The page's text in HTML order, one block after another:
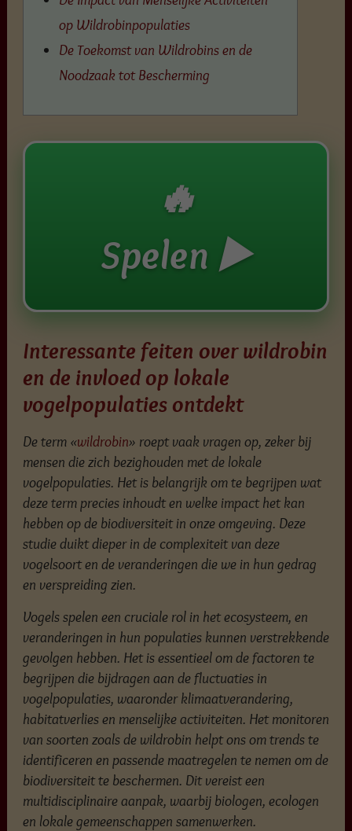
op Wildrobinpopulaties
De Toekomst van Wildrobins en de
Noodzaak tot Bescherming
🔥
Spelen ▶️
Interessante feiten over wildrobin
en de invloed op lokale
vogelpopulaties ontdekt
De term «wildrobin» roept vaak vragen op, zeker bij
mensen die zich bezighouden met de lokale
vogelpopulaties. Het is belangrijk om te begrijpen wat
deze term precies inhoudt en welke impact het kan
hebben op de biodiversiteit in onze omgeving. Deze
studie duikt dieper in de complexiteit van deze
vogelsoort en de veranderingen die we in hun gedrag
en verspreiding zien.
Vogels spelen een cruciale rol in het ecosysteem, en
veranderingen in hun populaties kunnen verstrekkende
gevolgen hebben. Het is essentieel om de factoren te
begrijpen die bijdragen aan de fluctuaties in
vogelpopulaties, waaronder klimaatverandering,
habitatverlies en menselijke activiteiten. Het monitoren
van soorten zoals de wildrobin helpt ons om trends te
identificeren en passende maatregelen te nemen om de
biodiversiteit te beschermen. Dit vereist een
multidisciplinaire aanpak, waarbij biologen, ecologen
en lokale gemeenschappen samenwerken.